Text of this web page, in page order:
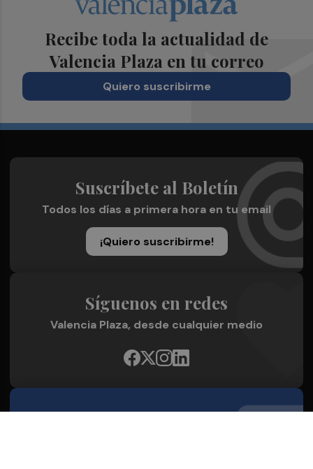
Recibe toda la actualidad de
Valencia Plaza en tu correo
Quiero suscribirme
Suscríbete al Boletín
Todos los días a primera hora en tu email
¡Quiero suscribirme!
Síguenos en redes
Valencia Plaza, desde cualquier medio
Quienes Somos